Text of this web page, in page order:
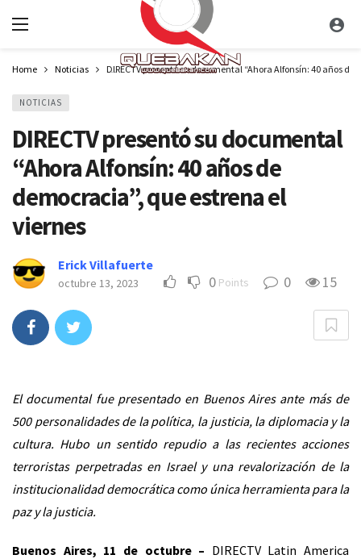
Home Noticias DIRECTV presentó su documental “Ahora Alfonsín: 40 años
NOTICIAS
DIRECTV presentó su documental
“Ahora Alfonsín: 40 años de
democracia”, que estrena el
viernes
Erick Villafuerte
octubre 13, 2023 0 Points 0 15
El documental fue presentado en Buenos Aires ante más de
500 personalidades de la política, la justicia, la diplomacia y la
cultura. Hubo un sentido repudio a las recientes acciones
terroristas perpetradas en Israel y una revalorización de la
institucionalidad democrática como única herramienta para la
paz y la justicia.
Buenos Aires, 11 de octubre – DIRECTV Latin America